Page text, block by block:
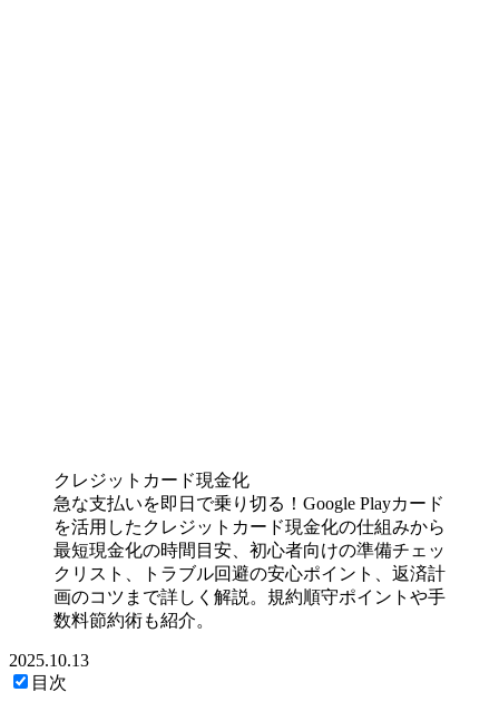
クレジットカード現金化
急な支払いを即日で乗り切る！Google Playカード
を活用したクレジットカード現金化の仕組みから
最短現金化の時間目安、初心者向けの準備チェッ
クリスト、トラブル回避の安心ポイント、返済計
画のコツまで詳しく解説。規約順守ポイントや手
数料節約術も紹介。
2025.10.13
目次